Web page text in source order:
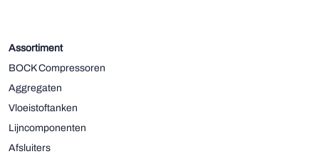
Assortiment
BOCK Compressoren
Aggregaten
Vloeistoftanken
Lijncomponenten
Afsluiters